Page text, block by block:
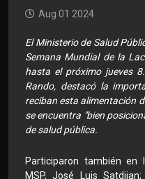
Aug 01 2024
El Ministerio de Salud
Semana Mundial de la
hasta el próximo jueves
Rando, destacó la
reciban esta alimentación
se encuentra "bien
de salud pública.
Participaron también en
MSP, José Luis